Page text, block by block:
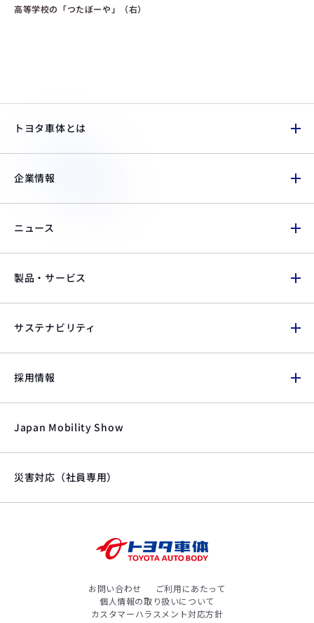
高等学校の「つたぼーや」（右）
トヨタ車体とは
企業情報
ニュース
製品・サービス
サステナビリティ
採用情報
Japan Mobility Show
災害対応（社員専用）
お問い合わせ
ご利用にあたって
個人情報の取り扱いについて
カスタマーハラスメント対応方針